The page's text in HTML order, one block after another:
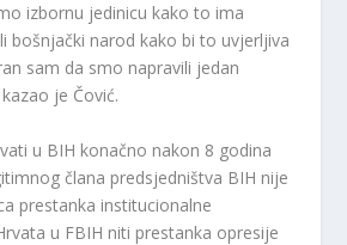
izbornu jedinicu kako to ima
bošnjački narod kako bi to uvjerljiva
sam da smo napravili jedan
je Čović.
u BIH konačno nakon 8 godina
člana predsjedništva BIH nije
prestanka institucionalne
u FBIH niti prestanka opresije